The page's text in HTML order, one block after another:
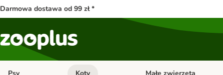
Darmowa dostawa od 99 zł *